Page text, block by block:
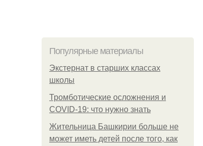
Популярные материалы
Экстернат в старших классах
школы
Тромботические осложнения и
COVID-19: что нужно знать
Жительница Башкирии больше не
может иметь детей после того, как